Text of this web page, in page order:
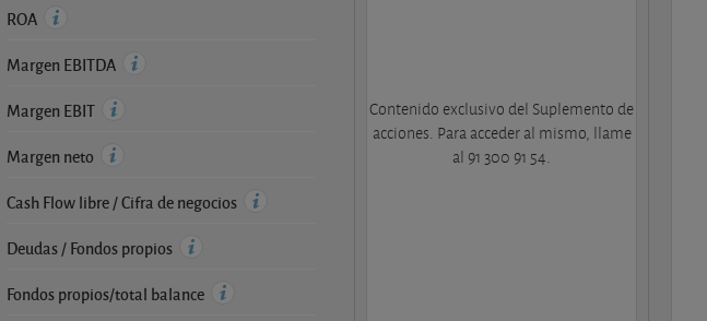
Contenido exclusivo del Suplemento de
acciones. Para acceder al mismo, llame
al 91 300 91 54.
ROA
Margen EBITDA
Margen EBIT
Margen neto
Cash Flow libre / Cifra de negocios
Deudas / Fondos propios
Fondos propios/total balance